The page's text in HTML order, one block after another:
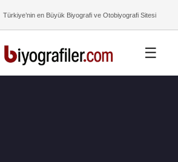
Türkiye’nin en Büyük Biyografi ve Otobiyografi Sitesi
☰